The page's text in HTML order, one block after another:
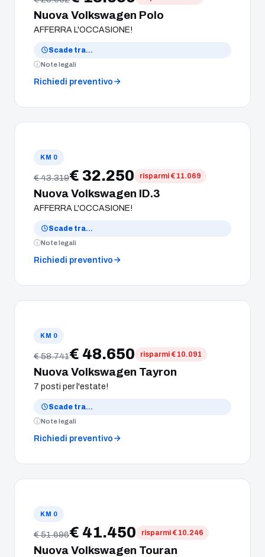
Nuova Volkswagen Polo
AFFERRA L'OCCASIONE!
Scade tra…
Note legali
Richiedi preventivo
KM 0
€ 43.319€ 32.250 risparmi € 11.069
Nuova Volkswagen ID.3
AFFERRA L'OCCASIONE!
Scade tra…
Note legali
Richiedi preventivo
KM 0
€ 58.741€ 48.650 risparmi € 10.091
Nuova Volkswagen Tayron
7 posti per l'estate!
Scade tra…
Note legali
Richiedi preventivo
KM 0
€ 51.696€ 41.450 risparmi € 10.246
Nuova Volkswagen Touran